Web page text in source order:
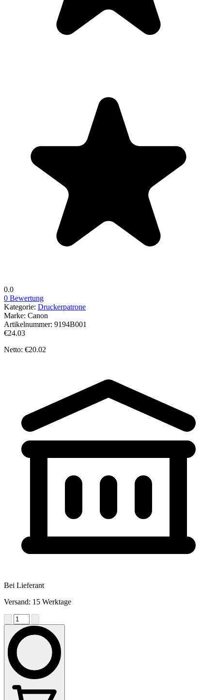
0.0
0 Bewertung
Kategorie: Druckerpatrone
Marke: Canon
Artikelnummer: 9194B001
€24.03
Netto: €20.02
Bei Lieferant
Versand: 15 Werktage